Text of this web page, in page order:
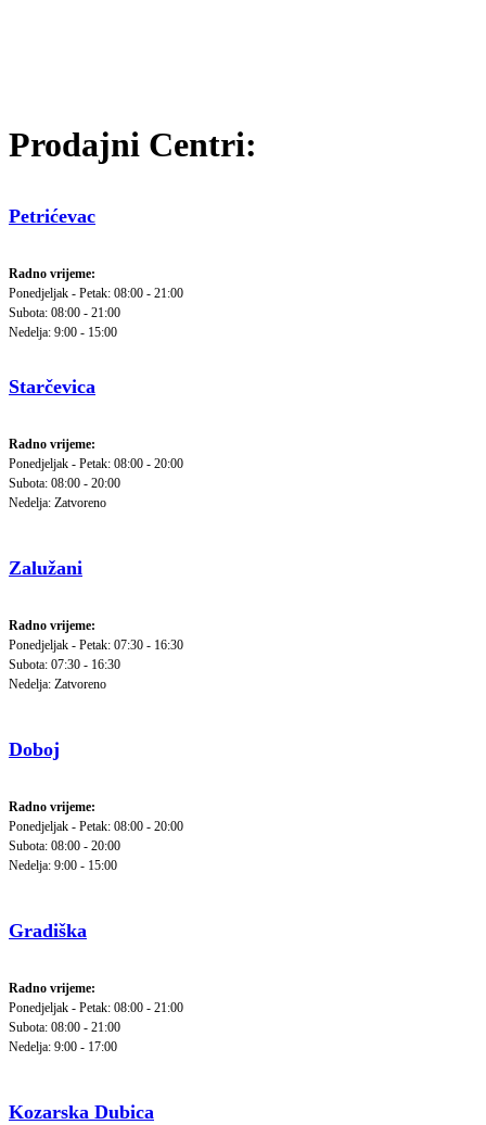
Prodajni Centri:
Petrićevac
Radno vrijeme:
Ponedjeljak - Petak: 08:00 - 21:00
Subota: 08:00 - 21:00
Nedelja: 9:00 - 15:00
Starčevica
Radno vrijeme:
Ponedjeljak - Petak: 08:00 - 20:00
Subota: 08:00 - 20:00
Nedelja: Zatvoreno
Zalužani
Radno vrijeme:
Ponedjeljak - Petak: 07:30 - 16:30
Subota: 07:30 - 16:30
Nedelja: Zatvoreno
Doboj
Radno vrijeme:
Ponedjeljak - Petak: 08:00 - 20:00
Subota: 08:00 - 20:00
Nedelja: 9:00 - 15:00
Gradiška
Radno vrijeme:
Ponedjeljak - Petak: 08:00 - 21:00
Subota: 08:00 - 21:00
Nedelja: 9:00 - 17:00
Kozarska Dubica